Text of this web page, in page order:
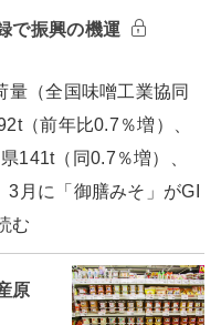
で振興の機運
（全国味噌工業協同
（前年比0.7％増）、
141t（同0.7％増）、
月に「御膳みそ」がGI
む
原